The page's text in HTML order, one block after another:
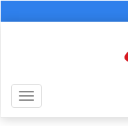
Toggle
navigation